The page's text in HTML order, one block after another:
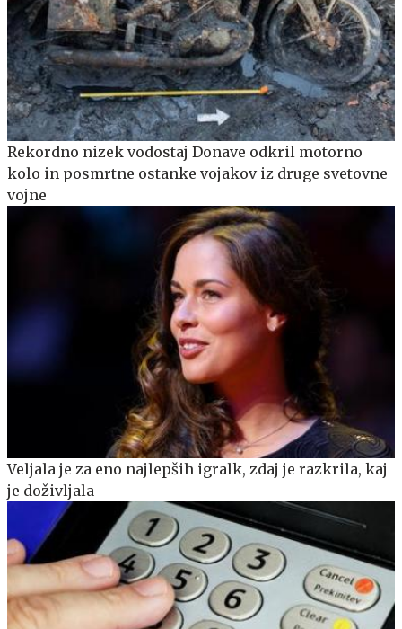
Rekordno nizek vodostaj Donave odkril motorno
kolo in posmrtne ostanke vojakov iz druge svetovne
vojne
Veljala je za eno najlepših igralk, zdaj je razkrila, kaj
je doživljala